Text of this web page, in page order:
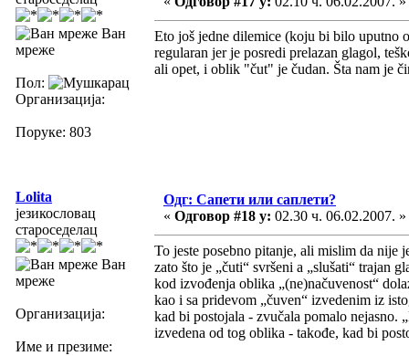
Ван
мреже
Пол:
Организација:
Поруке: 803
Eto još jedne dilemice (koju bi bilo uputno
regularan jer je posredi prelazan glagol,
ali opet, i oblik "čut" je čudan. Šta nam je
Lolita
језикословац
староседелац
Ван
мреже
Организација:
Име и презиме:
Одг: Сапети или саплети?
« Одговор #18 у: 02.30 ч. 06.02.2007. »
To jeste posebno pitanje, ali mislim da nije
zato što je „čuti“ svršeni a „slušati“ trajan
kod izvođenja oblika „(ne)načuvenost“
kao i sa pridevom „čuven“ izvedenim iz
kad bi postojala - zvučala pomalo nejasno.
izvedena od tog oblika - takođe, kad bi